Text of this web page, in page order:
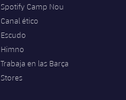
Spotify Camp Nou
Canal ético
Escudo
Himno
Trabaja en las Barça
Stores